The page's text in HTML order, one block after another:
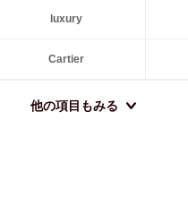
luxury
Cartier
他の項目もみる